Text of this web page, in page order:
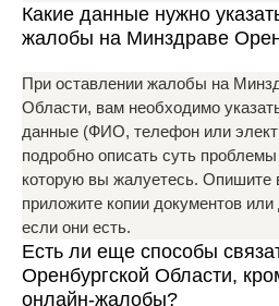
Какие данные нужно
жалобы на Минздраве
При оставлении жалобы на
Области, вам необходимо
данные (ФИО, телефон или
подробно описать суть
которую вы жалуетесь. Опишите
приложите копии документов или
если они есть.
Есть ли еще способы
Оренбургской Области,
онлайн-жалобы?